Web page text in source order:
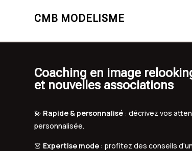
CMB MODELISME
Coaching en image
et nouvelles associations
💫 Rapide & personnalisé : décrivez vos
personnalisée.
👗 Expertise mode : profitez des conseils